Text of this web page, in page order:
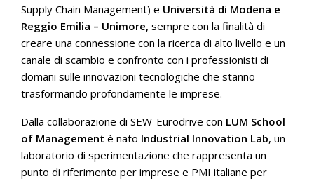
Supply Chain Management) e Università di Modena e
Reggio Emilia – Unimore, sempre con la finalità di
creare una connessione con la ricerca di alto livello e un
canale di scambio e confronto con i professionisti di
domani sulle innovazioni tecnologiche che stanno
trasformando profondamente le imprese.
Dalla collaborazione di SEW-Eurodrive con LUM School
of Management è nato Industrial Innovation Lab, un
laboratorio di sperimentazione che rappresenta un
punto di riferimento per imprese e PMI italiane per